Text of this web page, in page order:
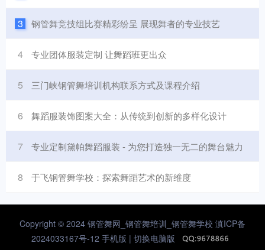
3 钢管舞竞技组比赛精彩纷呈 展现舞者的专业技艺
4 专业团体服装定制 让舞蹈班更出众
5 三门峡钢管舞培训机构联系方式及课程介绍
6 舞蹈服装饰图案大全：从传统到创新的多样化设计
7 专业定制黛帕舞蹈服装 - 为您打造独一无二的舞台魅力
8 于飞钢管舞学校：探索舞蹈艺术的新维度
Copyright © 2024 钢管舞网_钢管舞培训_钢管舞学校 滇ICP备
2024033167号-12 手机版 | 切换电脑版